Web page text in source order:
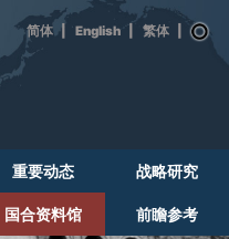
| English
重要动态 战略研究
国合资料馆 前瞻参考